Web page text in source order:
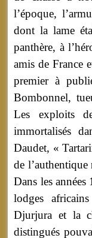
l’époque,
dont la lame
panthère, à
amis de France
premier à
Bombonnel,
Les exploits
immortalisés
Daudet, «
de l’authentique
Dans les années
lodges
Djurjura et la
distingués